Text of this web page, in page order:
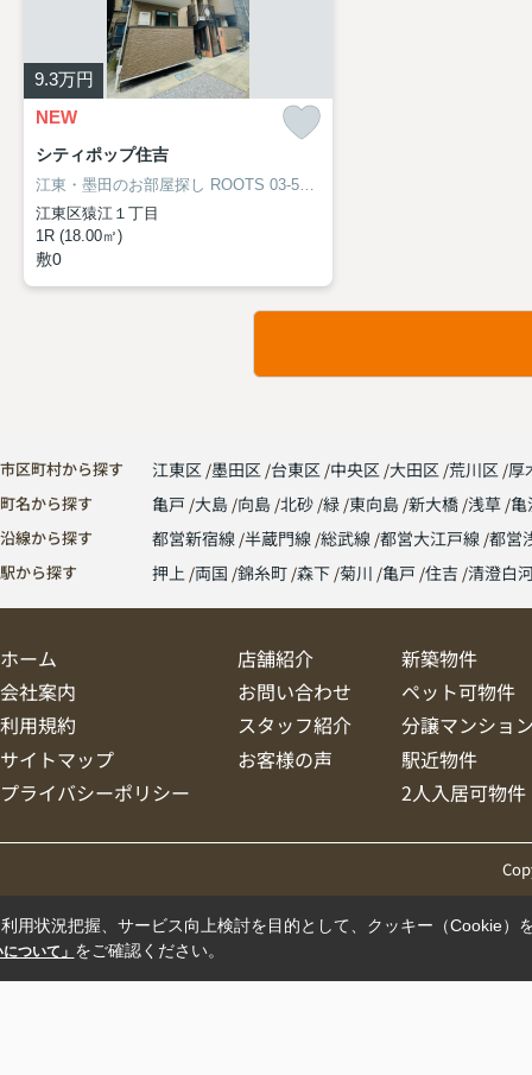
9.3万円
NEW
シティポップ住吉
江東・墨田のお部屋探し ROOTS 03-5638-8866
江東区猿江１丁目
1R (18.00㎡)
敷0
市区町村から探す 江東区 墨田区 台東区 中央区 大田区 荒川区 厚
町名から探す 亀戸 大島 向島 北砂 緑 東向島 新大橋 浅草
沿線から探す 都営新宿線 半蔵門線 総武線 都営大江戸線 都営
駅から探す 押上 両国 錦糸町 森下 菊川 亀戸 住吉 清澄白
ホーム 店舗紹介
新築物件
会社案内
お問い合わせ
ペット可物件
利用規約
スタッフ紹介
分譲マンショ
サイトマップ
お客様の声
駅近物件
プライバシーポリシー
2人入居可物件
用状況把握、サービス向上検討を目的として、クッキー（Cookie）
ついて」 をご確認ください。